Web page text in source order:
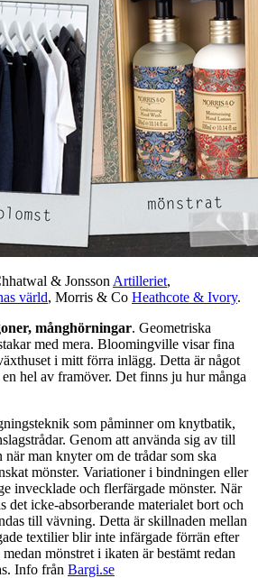
& Jonsson Artilleriet,
värld, Morris & Co Heathcote & Ivory.
månghörningar. Geometriska
med mera. Bloomingville visar fina
i mitt förra inlägg. Detta är något
hel av framöver. Det finns ju hur många
som påminner om knytbatik,
Genom att använda sig av till
man knyter om de trådar som ska
mönster. Variationer i bindningen eller
invecklade och flerfärgade mönster. När
det icke-absorberande materialet bort och
till vävning. Detta är skillnaden mellan
textilier blir inte infärgade förrän efter
mönstret i ikaten är bestämt redan
Info från Bargi.se